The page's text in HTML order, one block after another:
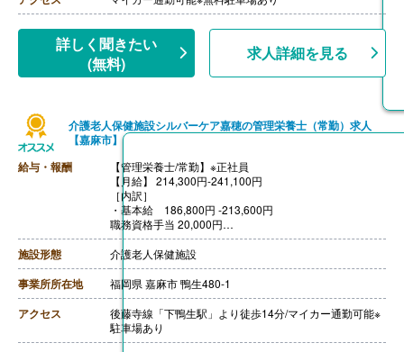
詳しく聞きたい
(無料)
求人詳細を見る
介護老人保健施設シルバーケア嘉穂の管理栄養士（常勤）求人
【嘉麻市】
給与・報酬
【管理栄養士/常勤】※正社員
【月給】 214,300円-241,100円
［内訳］
・基本給 186,800円 -213,600円
職務資格手当 20,000円
処遇改善手当 7,500円
【栄養士・調理師/常勤】※正社員
【月給】191,200円-206,600円
[内訳]
基本給 185,200円 - 191,600円
処遇改善手当 6,000円-15,000円
施設形態 介護老人保健施設
事業所所在地 福岡県 嘉麻市 鴨生480-1
アクセス
後藤寺線「下鴨生駅」より徒歩14分/マイカー通勤可能※
駐車場あり